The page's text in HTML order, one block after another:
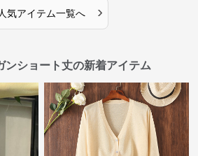
人気アイテム一覧へ ›
ンショート丈の新着アイテム